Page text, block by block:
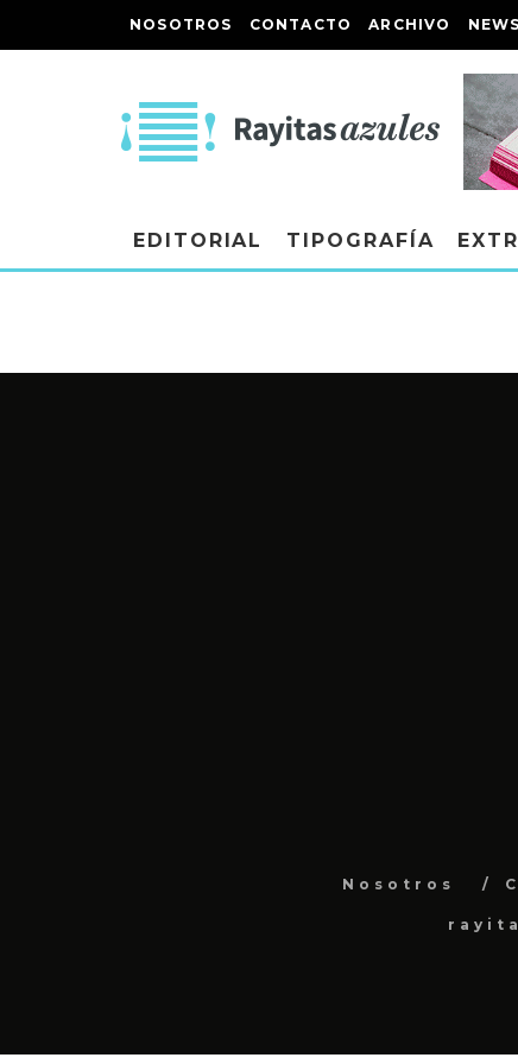
NOSOTROS CONTACTO ARCHIVO
EDITORIAL TIPOGRAFÍA
Nosotros